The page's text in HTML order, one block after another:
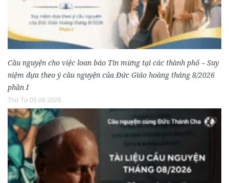
Cầu nguyện cho việc loan báo Tin mừng tại các thành phố – Suy
niệm dựa theo ý cầu nguyện của Đức Giáo hoàng tháng 8/2026
phần I
Thứ Tư 05.08.2026